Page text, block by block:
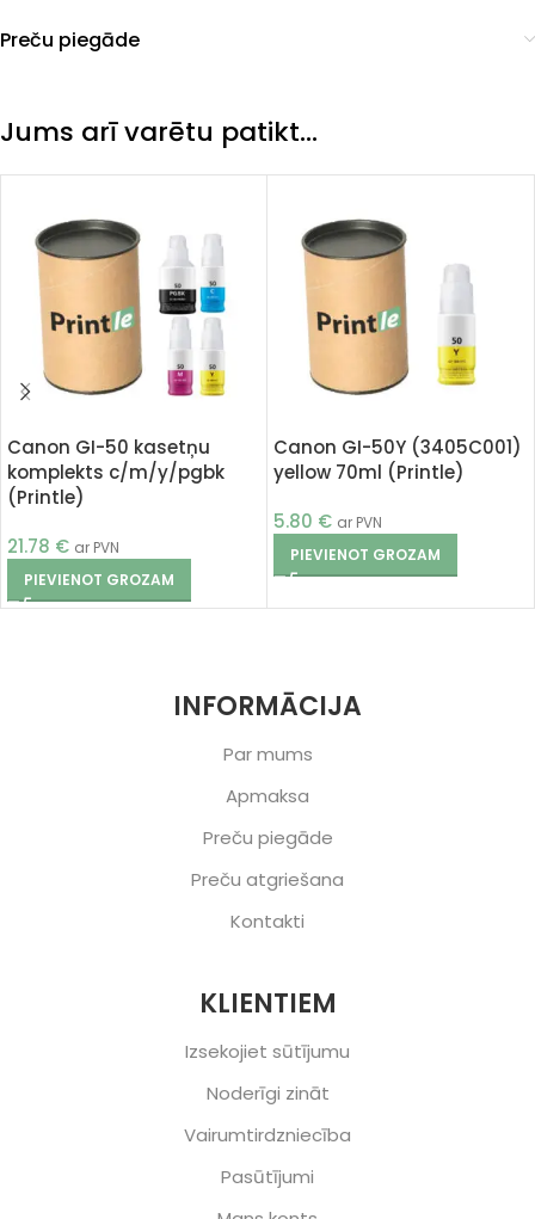
Preču piegāde
Jums arī varētu patikt…
Canon GI-50 kasetņu
komplekts c/m/y/pgbk
(Printle)
21.78 € ar PVN
PIEVIENOT GROZAM
Canon GI-50Y (3405C001)
yellow 70ml (Printle)
5.80 € ar PVN
PIEVIENOT GROZAM
INFORMĀCIJA
Par mums
Apmaksa
Preču piegāde
Preču atgriešana
Kontakti
KLIENTIEM
Izsekojiet sūtījumu
Noderīgi zināt
Vairumtirdzniecība
Pasūtījumi